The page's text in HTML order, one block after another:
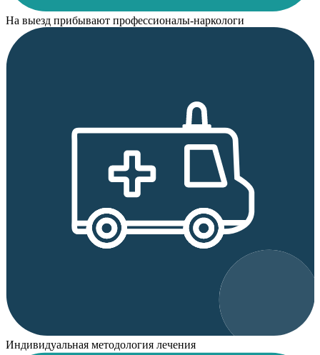
На выезд прибывают профессионалы-наркологи
Индивидуальная методология лечения